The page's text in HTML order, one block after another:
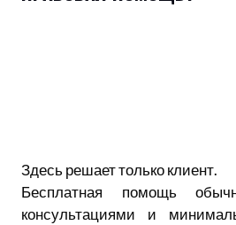
Здесь решает только клиент.
Бесплатная помощь
консультациями и